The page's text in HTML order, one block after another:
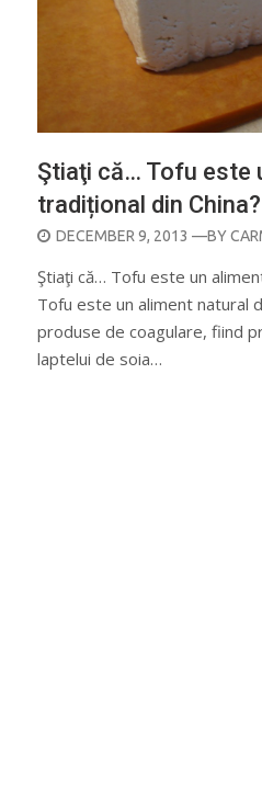
Ştiaţi că… Tofu este
tradițional din China?
POSTED
DECEMBER 9, 2013 —BY
Ştiaţi că… Tofu este un
Tofu este un aliment natural
produse de coagulare, fiind
laptelui de soia…